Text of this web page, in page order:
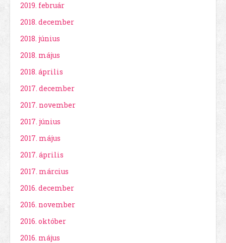
2019. február
2018. december
2018. június
2018. május
2018. április
2017. december
2017. november
2017. június
2017. május
2017. április
2017. március
2016. december
2016. november
2016. október
2016. május